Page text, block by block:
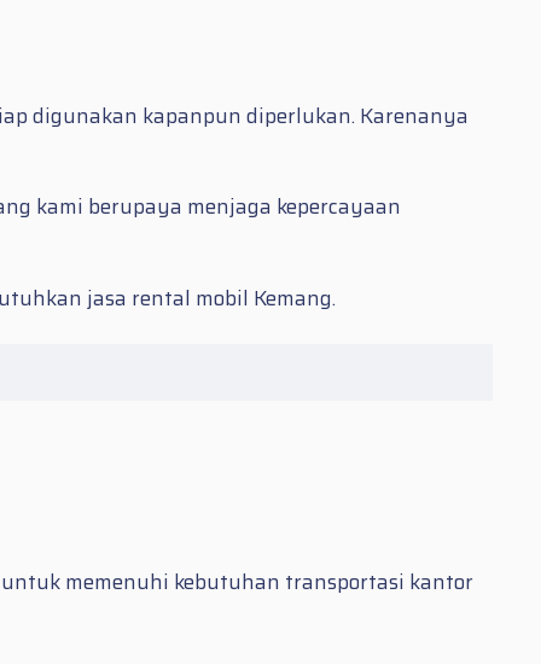
digunakan kapanpun diperlukan. Karenanya
kami berupaya menjaga kepercayaan
jasa rental mobil Kemang.
memenuhi kebutuhan transportasi kantor